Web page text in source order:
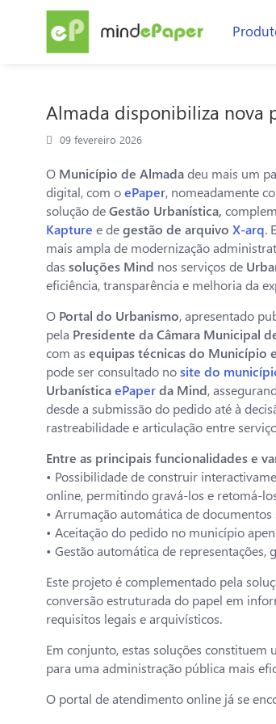
Almada disponibiliza nova
09 fevereiro 2026
O Município de Almadadeu mais um
digital, com oePaper, nomeadamente
solução deGestão Urbanística,
Kapture e degestão de arquivo X-arq.
mais ampla de modernização
das soluções Mind nos serviços de
eficiência, transparência e melhoria da
O Portal do Urbanismo, apresentado
pela Presidente da Câmara Municipal
com as equipas técnicas do Município
pode ser consultado nosite do
UrbanísticaePaperda Mind,
desde a submissão do pedido até à
rastreabilidade e articulação entre
Entre as principais funcionalidades e
• Possibilidade de construir
online, permitindo gravá-los e retomá-
• Arrumação automática de
• Aceitação do pedido no município
• Gestão automática de
Este projeto é complementado pela
conversão estruturada do papel em
requisitos legais e arquivísticos.
Em conjunto, estas soluções constituem
para uma administração pública mais
O portal de atendimento online já se